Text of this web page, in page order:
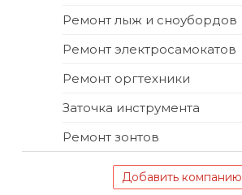
Ремонт лыж и сноубордов
Ремонт электросамокатов
Ремонт оргтехники
Заточка инструмента
Ремонт зонтов
Добавить компанию